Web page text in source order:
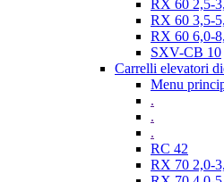
RX 60 2,5-
RX 60 3,5-
RX 60 6,0-
SXV-CB 10
Carrelli elevatori
Menu
.
.
.
RC 42
RX 70 2,0-